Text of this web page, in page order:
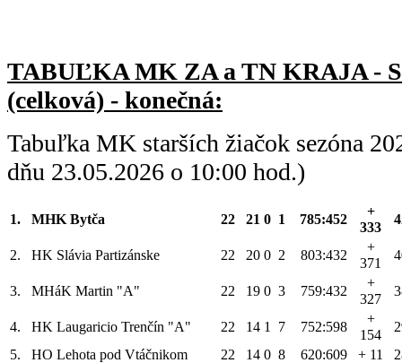
TABUĽKA MK ZA a TN KRAJA -
(celková) - konečná:
Tabuľka MK starších žiačok sezóna
dňu 23.05.2026 o 10:00 hod.)
1. MHK Bytča 22 21 0 1 785:452
+
333
2. HK Slávia Partizánske 22 20 0 2 803:432
+
371
3. MHáK Martin "A" 22 19 0 3 759:432
+
327
4. HK Laugaricio Trenčín "A" 22 14 1 7 752:598
+
154
5.
HO Lehota pod Vtáčnikom 22 14 0 8 620:609 + 11